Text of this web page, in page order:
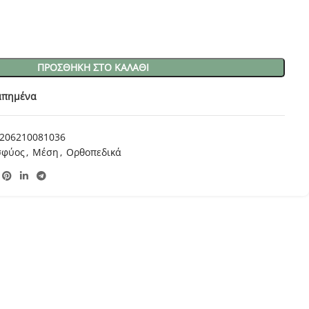
ΠΡΟΣΘΉΚΗ ΣΤΟ ΚΑΛΆΘΙ
, Μέση, Ορθοπεδικά